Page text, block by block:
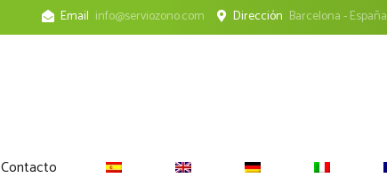
Email info@serviozono.com Dirección Barcelona - España
Contacto